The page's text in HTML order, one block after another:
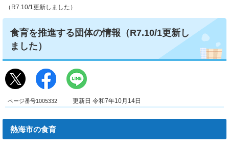
（R7.10/1更新しました）
食育を推進する団体の情報（R7.10/1更新し
ました）
ページ番号1005332 更新日 令和7年10月14日
熱海市の食育